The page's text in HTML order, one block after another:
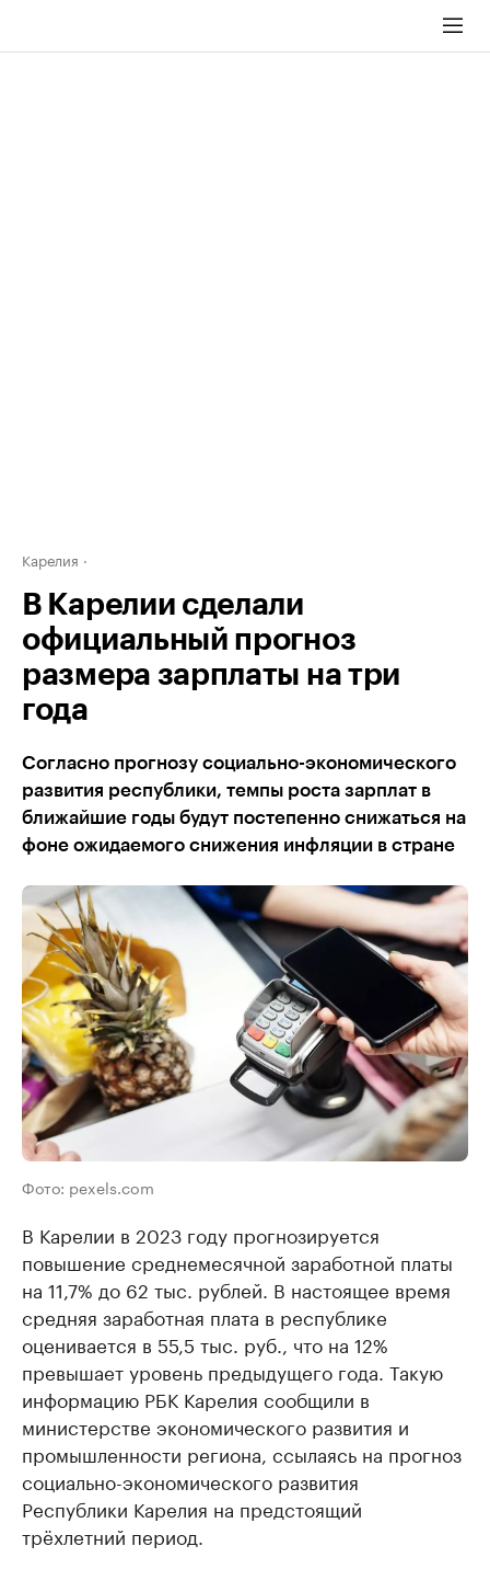
Карелия
В Карелии сделали
официальный прогноз
размера зарплаты на три
года
Согласно прогнозу социально-экономического
развития республики, темпы роста зарплат в
ближайшие годы будут постепенно снижаться на
фоне ожидаемого снижения инфляции в стране
Фото: pexels.com
В Карелии в 2023 году прогнозируется
повышение среднемесячной заработной платы
на 11,7% до 62 тыс. рублей. В настоящее время
средняя заработная плата в республике
оценивается в 55,5 тыс. руб., что на 12%
превышает уровень предыдущего года. Такую
информацию РБК Карелия сообщили в
министерстве экономического развития и
промышленности региона, ссылаясь на прогноз
социально-экономического развития
Республики Карелия на предстоящий
трёхлетний период.